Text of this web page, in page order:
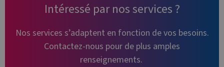
Intéressé par nos services ?
Nos services s’adaptent en fonction de vos besoins.
Contactez-nous pour de plus amples
renseignements.